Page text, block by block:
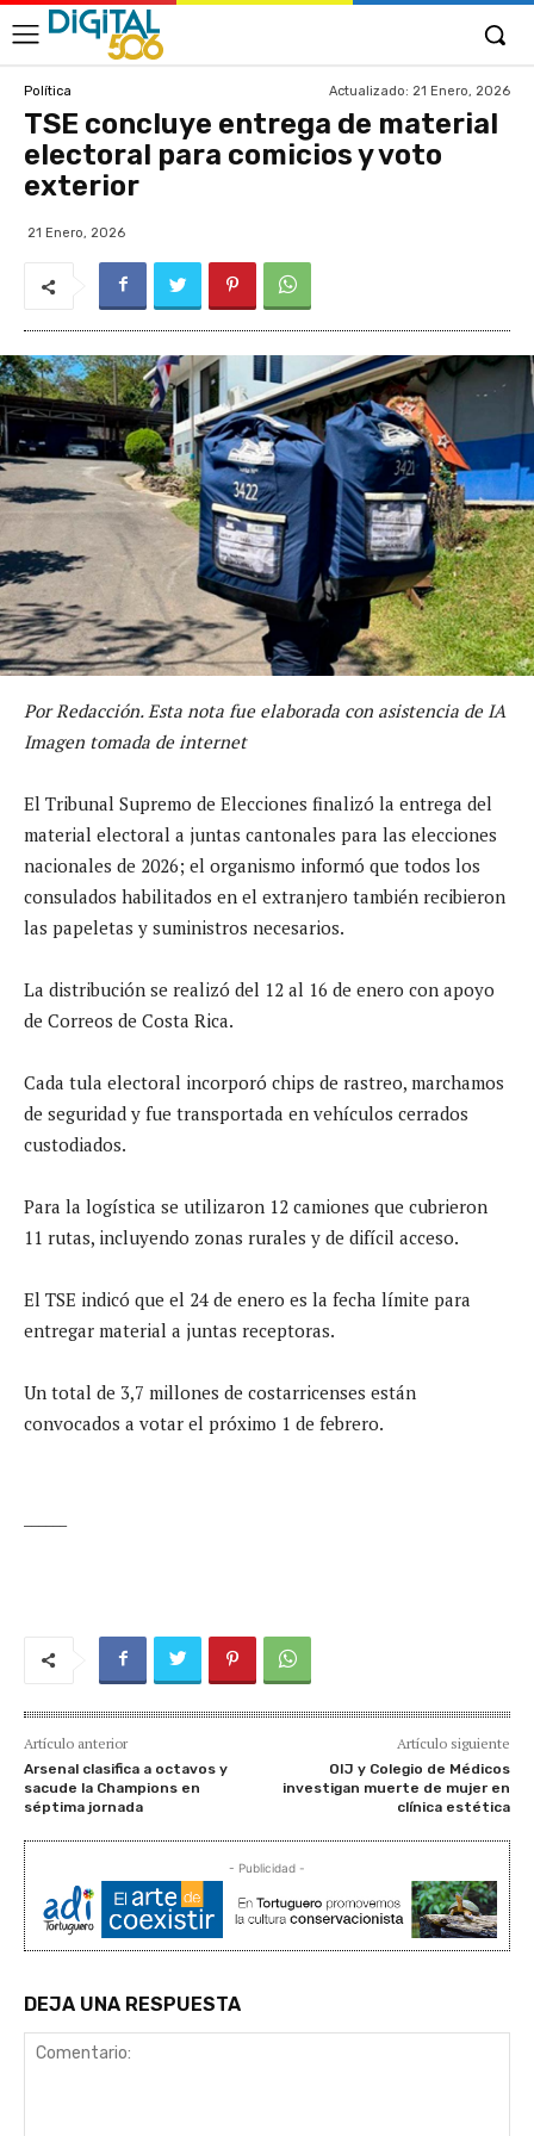
Política Actualizado: 21 Enero, 2026
TSE concluye entrega de material
electoral para comicios y voto
exterior
21 Enero, 2026
Por Redacción. Esta nota fue elaborada con asistencia de IA
Imagen tomada de internet
El Tribunal Supremo de Elecciones finalizó la entrega del
material electoral a juntas cantonales para las elecciones
nacionales de 2026; el organismo informó que todos los
consulados habilitados en el extranjero también recibieron
las papeletas y suministros necesarios.
La distribución se realizó del 12 al 16 de enero con apoyo
de Correos de Costa Rica.
Cada tula electoral incorporó chips de rastreo, marchamos
de seguridad y fue transportada en vehículos cerrados
custodiados.
Para la logística se utilizaron 12 camiones que cubrieron
11 rutas, incluyendo zonas rurales y de difícil acceso.
El TSE indicó que el 24 de enero es la fecha límite para
entregar material a juntas receptoras.
Un total de 3,7 millones de costarricenses están
convocados a votar el próximo 1 de febrero.
Artículo anterior
Arsenal clasifica a octavos y
sacude la Champions en
séptima jornada
Artículo siguiente
OIJ y Colegio de Médicos
investigan muerte de mujer en
clínica estética
- Publicidad -
DEJA UNA RESPUESTA